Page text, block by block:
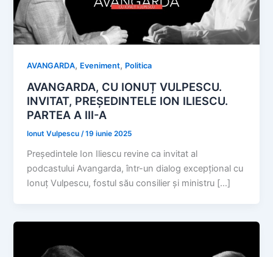
AVANGARDA, Eveniment, Politica
AVANGARDA, CU IONUȚ VULPESCU.
INVITAT, PREȘEDINTELE ION ILIESCU.
PARTEA A III-A
Ionut Vulpescu/19 iunie 2025
Președintele Ion Iliescu revine ca invitat al
podcastului Avangarda, într-un dialog excepțional cu
Ionuț Vulpescu, fostul său consilier și ministru […]